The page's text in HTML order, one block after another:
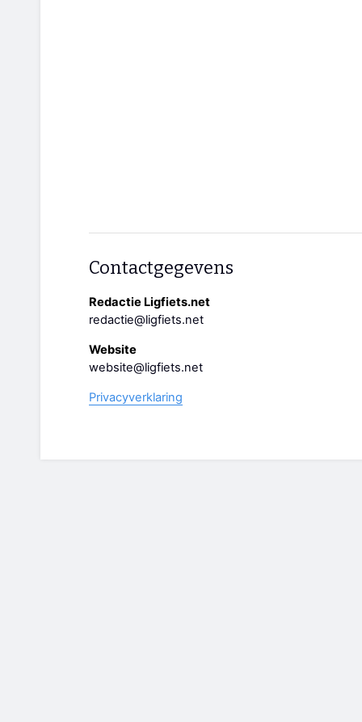
Contactgegevens
Redactie Ligfiets.net
redactie@ligfiets.net
Website
website@ligfiets.net
Privacyverklaring